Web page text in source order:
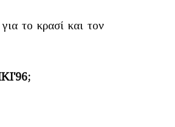
το κρασί και τον